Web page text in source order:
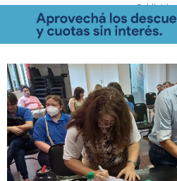
-
El Gobierno de Misiones y gremios
aumento salarial
Enero 7, 2023